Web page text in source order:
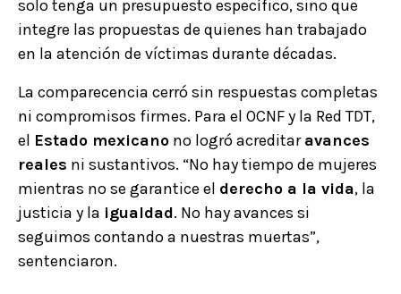
solo tenga un presupuesto específico, sino que
integre las propuestas de quienes han trabajado
en la atención de víctimas durante décadas.
La comparecencia cerró sin respuestas completas
ni compromisos firmes. Para el OCNF y la Red TDT,
el Estado mexicano no logró acreditaravances
reales ni sustantivos. “No hay tiempo de mujeres
mientras no se garantice el derecho a la vida, la
justicia y la igualdad. No hay avances si
seguimos contando a nuestras muertas”,
sentenciaron.